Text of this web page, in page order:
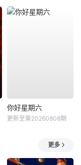
你好星期六
更新至第20260808期
更多